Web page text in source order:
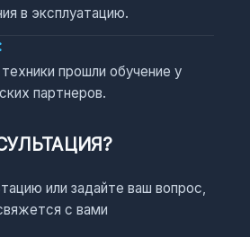
в эксплуатацию.
прошли обучение у
партнеров.
или задайте ваш вопрос,
с вами